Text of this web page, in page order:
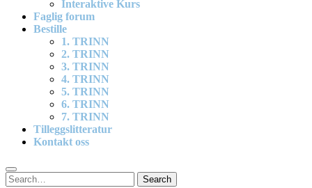
Interaktive Kurs
Faglig forum
Bestille
1. TRINN
2. TRINN
3. TRINN
4. TRINN
5. TRINN
6. TRINN
7. TRINN
Tilleggslitteratur
Kontakt oss
Search
for:
Search